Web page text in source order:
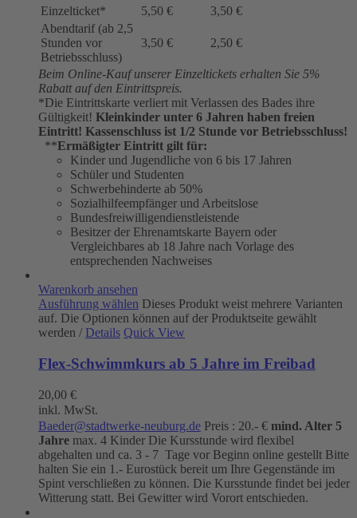
Einzelticket*
5,50 €
3,50 €
Abendtarif (ab 2,5
Stunden vor
Betriebsschluss)
3,50 € 2,50 €
Beim Online-Kauf unserer Einzeltickets erhalten Sie 5%
Rabatt auf den Eintrittspreis.
*Die Eintrittskarte verliert mit Verlassen des Bades ihre
Gültigkeit! Kleinkinder unter 6 Jahren haben freien
Eintritt! Kassenschluss ist 1/2 Stunde vor Betriebsschluss!
**Ermäßigter Eintritt gilt für:
Kinder und Jugendliche von 6 bis 17 Jahren
Schüler und Studenten
Schwerbehinderte ab 50%
Sozialhilfeempfänger und Arbeitslose
Bundesfreiwilligendienstleistende
Besitzer der Ehrenamtskarte Bayern oder
Vergleichbares ab 18 Jahre nach Vorlage des
entsprechenden Nachweises
Warenkorb ansehen
Ausführung wählen Dieses Produkt weist mehrere Varianten
auf. Die Optionen können auf der Produktseite gewählt
werden / Details Quick View
Flex-Schwimmkurs ab 5 Jahre im Freibad
20,00 €
inkl. MwSt.
Baeder@stadtwerke-neuburg.de Preis : 20.- € mind. Alter 5
Jahre max. 4 Kinder Die Kursstunde wird flexibel
abgehalten und ca. 3 - 7 Tage vor Beginn online gestellt Bitte
halten Sie ein 1.- Eurostück bereit um Ihre Gegenstände im
Spint verschließen zu können. Die Kursstunde findet bei jeder
Witterung statt. Bei Gewitter wird Vorort entschieden.